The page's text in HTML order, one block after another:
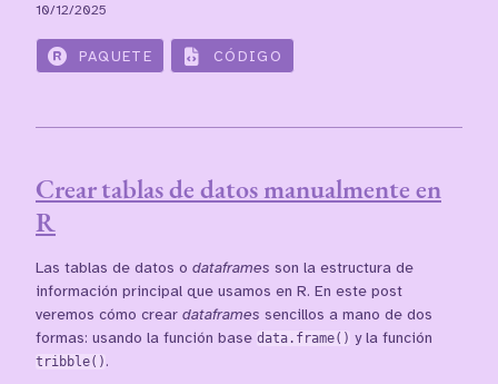
10/12/2025
PAQUETE CÓDIGO
Crear tablas de datos manualmente en
R
Las tablas de datos o dataframes son la estructura de
información principal que usamos en R. En este post
veremos cómo crear dataframes sencillos a mano de dos
formas: usando la función base data.frame() y la función
tribble() .